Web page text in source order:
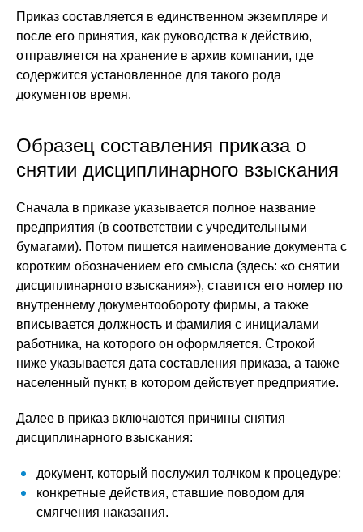
Приказ составляется в единственном экземпляре и
после его принятия, как руководства к действию,
отправляется на хранение в архив компании, где
содержится установленное для такого рода
документов время.
Образец составления приказа о
снятии дисциплинарного взыскания
Сначала в приказе указывается полное название
предприятия (в соответствии с учредительными
бумагами). Потом пишется наименование документа с
коротким обозначением его смысла (здесь: «о снятии
дисциплинарного взыскания»), ставится его номер по
внутреннему документообороту фирмы, а также
вписывается должность и фамилия с инициалами
работника, на которого он оформляется. Строкой
ниже указывается дата составления приказа, а также
населенный пункт, в котором действует предприятие.
Далее в приказ включаются причины снятия
дисциплинарного взыскания:
документ, который послужил толчком к процедуре;
конкретные действия, ставшие поводом для
смягчения наказания.